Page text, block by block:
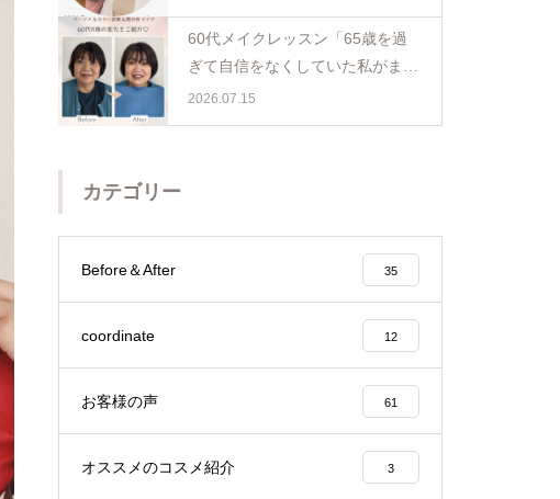
60代メイクレッスン「65歳を過
ぎて自信をなくしていた私がまた
少し前を向けました☺️埼玉・ふじ
み野
2026.07.15
カテゴリー
Before＆After 35
coordinate 12
お客様の声 61
オススメのコスメ紹介 3